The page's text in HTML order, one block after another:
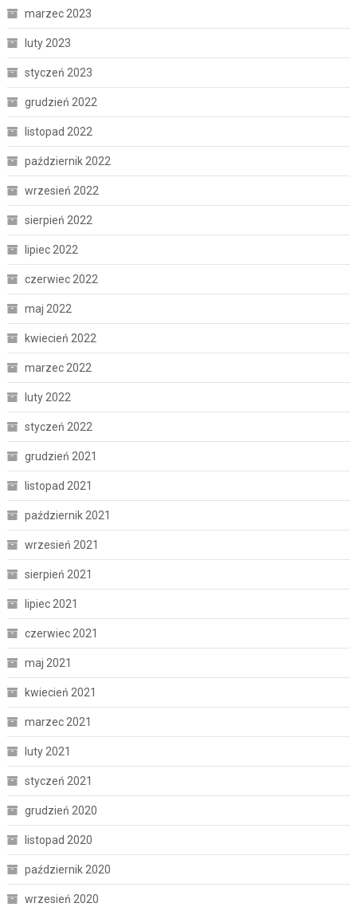
marzec 2023
luty 2023
styczeń 2023
grudzień 2022
listopad 2022
październik 2022
wrzesień 2022
sierpień 2022
lipiec 2022
czerwiec 2022
maj 2022
kwiecień 2022
marzec 2022
luty 2022
styczeń 2022
grudzień 2021
listopad 2021
październik 2021
wrzesień 2021
sierpień 2021
lipiec 2021
czerwiec 2021
maj 2021
kwiecień 2021
marzec 2021
luty 2021
styczeń 2021
grudzień 2020
listopad 2020
październik 2020
wrzesień 2020